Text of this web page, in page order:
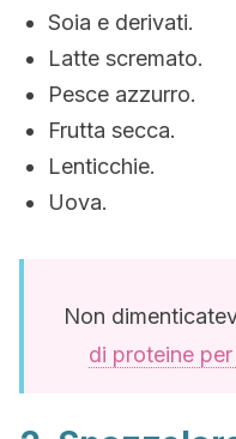
Soia e derivati.
Latte scremato.
Pesce azzurro.
Frutta secca.
Lenticchie.
Uova.
Non
di proteine